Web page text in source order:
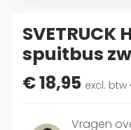
spuitbus
€ 18,95 excl. btw
Vragen